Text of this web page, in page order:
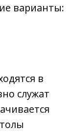
варианты:
в
служат